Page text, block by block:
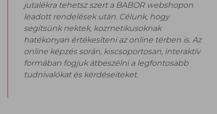
jutalékra tehetsz szert a BABOR webshopon
leadott rendelések után. Célunk, hogy
segítsünk nektek, kozmetikusoknak
hatékonyan értékesíteni az online térben is. Az
online képzés során, kiscsoportosan, interaktív
formában fogjuk átbeszélni a legfontosabb
tudnivalókat és kérdéseiteket.